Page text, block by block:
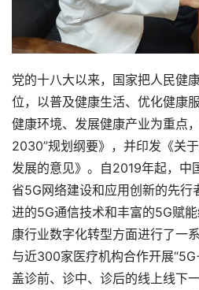
党的十八大以来，国家把人民健
位，以普及健康生活、优化健康
健康环境、发展健康产业为重点
2030”规划纲要》，并印发《关
发展的意见》。自2019年起，中
省5G网络建设和应用创新的先行
进的5G通信技术和丰富的5G赋
康行业数字化转型方面进行了一
与近300家医疗机构合作开展
盖诊前、诊中、诊后的线上线下